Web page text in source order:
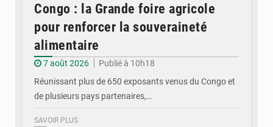
Congo : la Grande foire agricole
pour renforcer la souveraineté
alimentaire
7 août 2026
Publié à 10h18
Réunissant plus de 650 exposants venus du Congo et
de plusieurs pays partenaires,…
SAVOIR PLUS